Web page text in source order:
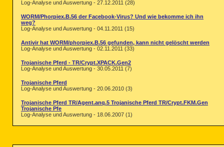
Log-Analyse und Auswertung - 27.12.2011 (28)
WORM/Phorpiex.B.56 der Facebook-Virus? Und wie bekomme ich ihn
weg?
Log-Analyse und Auswertung - 04.11.2011 (15)
Antivir hat WORM/phorpiex.B.56 gefunden, kann nicht gelöscht werden
Log-Analyse und Auswertung - 02.11.2011 (33)
Trojanische Pferd - TR/Crypt.XPACK.Gen2
Log-Analyse und Auswertung - 30.05.2011 (7)
Trojanische Pferd
Log-Analyse und Auswertung - 20.06.2010 (3)
Trojanische Pferd TR/Agent.anq.5 Trojanische Pferd TR/Crypt.FKM.Gen
Trojanische Pfe
Log-Analyse und Auswertung - 18.06.2007 (1)